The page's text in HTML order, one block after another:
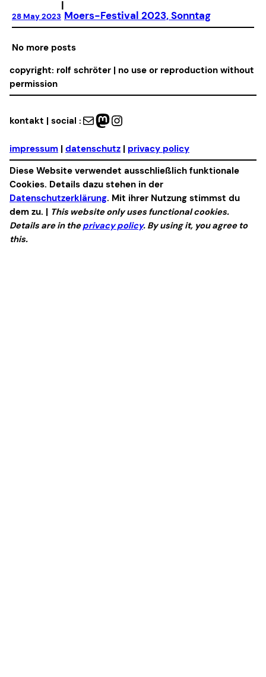
28 May 2023
|
Moers-Festival 2023, Sonntag
No more posts
copyright: rolf schröter | no use or reproduction without
permission
kontakt | social : Mail Mastodon Instagram
impressum | datenschutz | privacy policy
Diese Website verwendet ausschließlich funktionale
Cookies. Details dazu stehen in der
Datenschutzerklärung. Mit ihrer Nutzung stimmst du
dem zu. | This website only uses functional cookies.
Details are in theprivacy policy. By using it, you agree to
this.